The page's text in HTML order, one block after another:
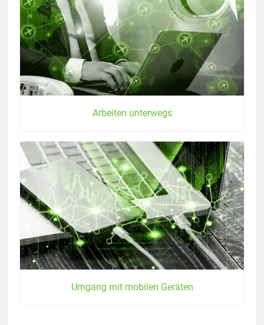
Arbeiten unterwegs
Umgang mit mobilen Geräten